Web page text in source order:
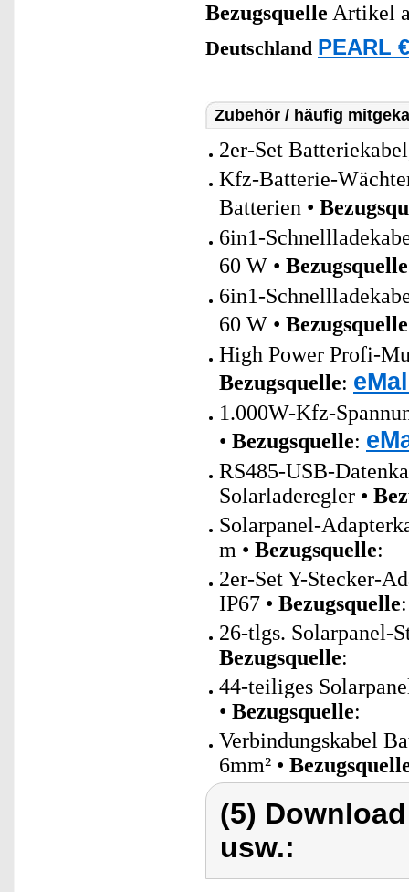
Bezugsquelle Artikel
Deutschland PEARL
Zubehör / häufig
2er-Set
Kfz-Batterie-
Batterien •
6in1-
60 W • Bezugsquelle
6in1-
60 W • Bezugsquelle
High Power Profi-
Bezugsquelle:
1.000W-Kfz-
• Bezugsquelle:
RS485-USB-
Solarladeregler •
Solarpanel-
m • Bezugsquelle:
2er-Set Y-Stecker-
IP67 • Bezugsquelle:
26-tlgs. Solarpanel-
Bezugsquelle:
44-teiliges
• Bezugsquelle:
Verbindungskabel
6mm² •
(5)
usw.: